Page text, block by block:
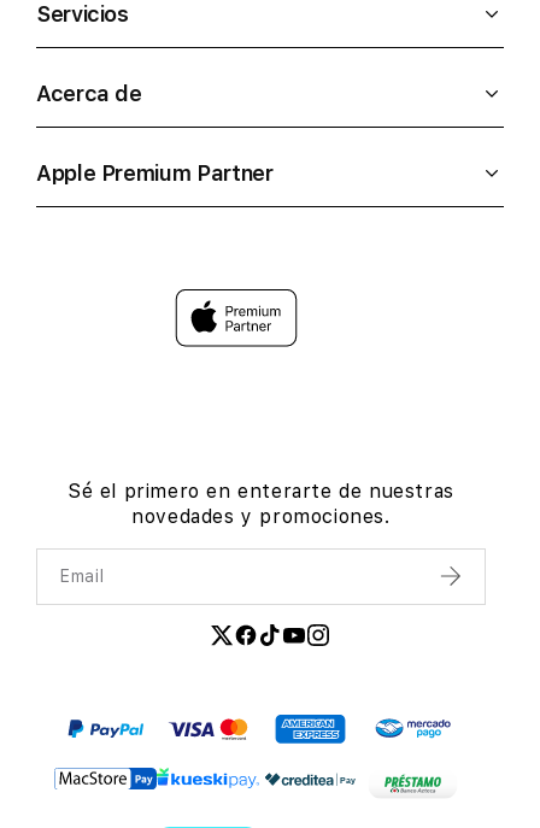
Servicios
Acerca de
Apple Premium Partner
Sé el primero en enterarte de nuestras
novedades y promociones.
Email